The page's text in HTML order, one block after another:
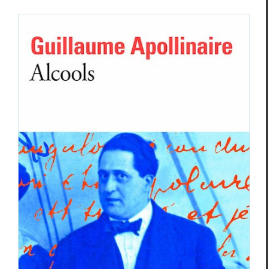
“Alcools”, et les “Lettres à Guillaume”
Essais & Chroniques Guil­laume Apollinaire